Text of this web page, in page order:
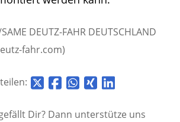
DEUTZ-FAHR DEUTSCHLAND
fahr.com)
Dir? Dann unterstütze uns